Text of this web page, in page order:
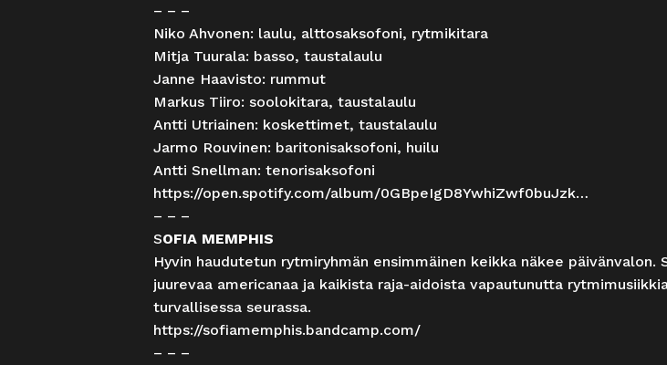
– – –
Niko Ahvonen: laulu, alttosaksofoni, rytmikitara
Mitja Tuurala: basso, taustalaulu
Janne Haavisto: rummut
Markus Tiiro: soolokitara, taustalaulu
Antti Utriainen: koskettimet, taustalaulu
Jarmo Rouvinen: baritonisaksofoni, huilu
Antti Snellman: tenorisaksofoni
https://open.spotify.com/album/0GBpeIgD8YwhiZwf0buJzk…
– – –
SOFIA MEMPHIS
Hyvin haudutetun rytmiryhmän ensimmäinen keikka näkee
juurevaa americanaa ja kaikista raja-aidoista vapautunutta
turvallisessa seurassa.
https://sofiamemphis.bandcamp.com/
– – –